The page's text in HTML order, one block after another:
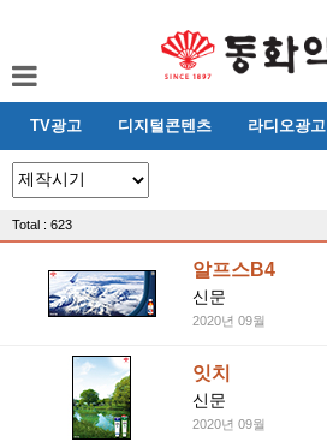
TV광고 디지털콘텐츠 라디오광고
Total : 623
알프스B4
신문
2020년 09월
잇치
신문
2020년 09월